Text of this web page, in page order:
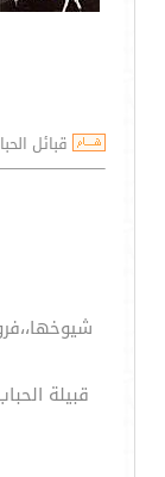
قبائل
قبيلة